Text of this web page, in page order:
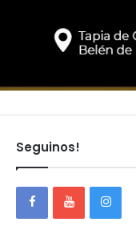
Seguinos!